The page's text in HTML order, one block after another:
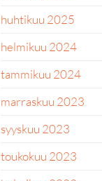
huhtikuu 2025
helmikuu 2024
tammikuu 2024
marraskuu 2023
syyskuu 2023
toukokuu 2023